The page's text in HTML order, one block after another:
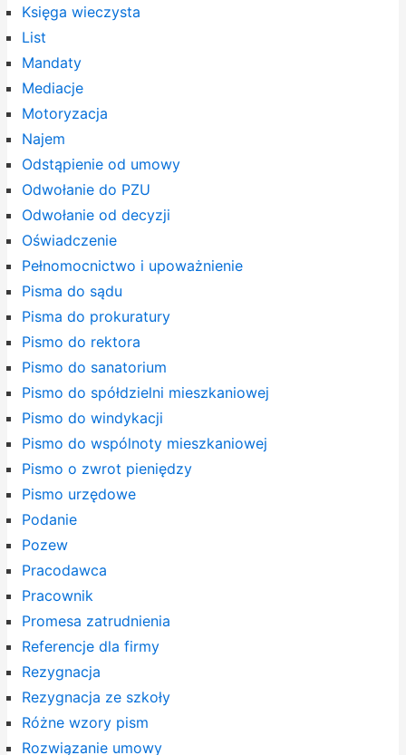
Księga wieczysta
List
Mandaty
Mediacje
Motoryzacja
Najem
Odstąpienie od umowy
Odwołanie do PZU
Odwołanie od decyzji
Oświadczenie
Pełnomocnictwo i upoważnienie
Pisma do sądu
Pisma do prokuratury
Pismo do rektora
Pismo do sanatorium
Pismo do spółdzielni mieszkaniowej
Pismo do windykacji
Pismo do wspólnoty mieszkaniowej
Pismo o zwrot pieniędzy
Pismo urzędowe
Podanie
Pozew
Pracodawca
Pracownik
Promesa zatrudnienia
Referencje dla firmy
Rezygnacja
Rezygnacja ze szkoły
Różne wzory pism
Rozwiązanie umowy